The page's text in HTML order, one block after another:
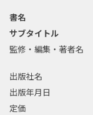
書名
サブタイトル
監修・編集・著者名
出版社名
出版年月日
定価